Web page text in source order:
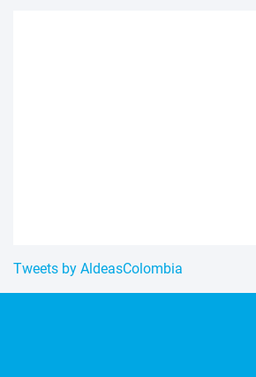
Tweets by AldeasColombia